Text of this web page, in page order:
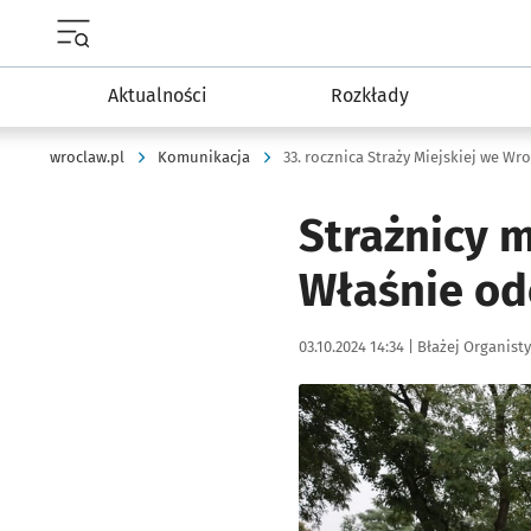
Aktualności Rozkłady
wroclaw.pl Komunikacja 33. rocznica Straży Miejskiej we
Strażnicy
Właśnie
Data publikacji:
03.10.2024 14:34 | Autor:
Błażej Organisty
Kliknij, aby zobaczyć